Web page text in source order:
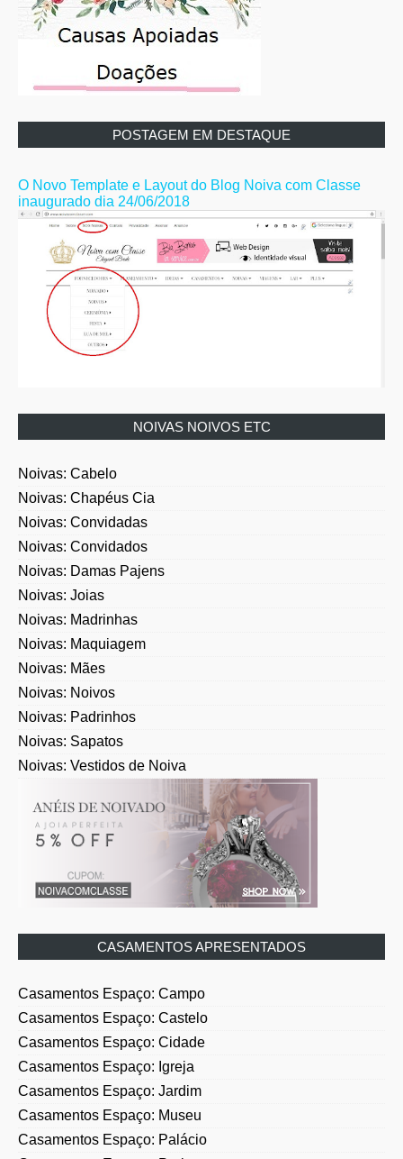
inaugurado dia 24/06/2018
Noivas: Chapéus Cia
Noivas: Convidadas
Noivas: Convidados
Noivas: Damas Pajens
Noivas: Joias
Noivas: Madrinhas
Noivas: Maquiagem
Noivas: Mães
Noivas: Noivos
Noivas: Padrinhos
Noivas: Sapatos
Noivas: Vestidos de Noiva
Casamentos Espaço: Castelo
Casamentos Espaço: Cidade
Casamentos Espaço: Igreja
Casamentos Espaço: Jardim
Casamentos Espaço: Museu
Casamentos Espaço: Palácio
Casamentos Espaço: Praia